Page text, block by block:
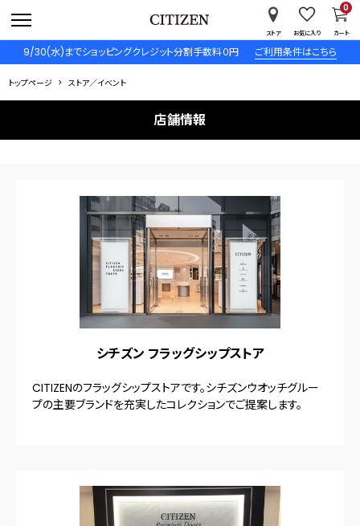
9/30(水)までショッピングクレジット分割手数料０円 ご利用条件はこちら
ストア お気に入り カート
0
トップページ ストア／イベント
店舗情報
シチズン フラッグシップストア
CITIZENのフラッグシップストアです。シチズンウオッチグルー
プの主要ブランドを充実したコレクションでご提案します。